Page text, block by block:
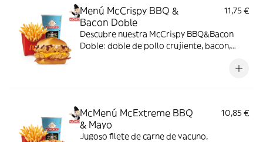
Menú McCrispy BBQ &
Bacon Doble
11,75 €
Descubre nuestra McCrispy BBQ&Bacon
Doble: doble de pollo crujiente, bacon,
McMenú McExtreme BBQ
& Mayo
10,85 €
Jugoso filete de carne de vacuno,